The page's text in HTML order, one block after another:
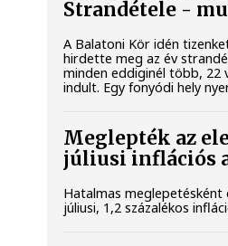
Strandétele -
A Balatoni Kör idén
hirdette meg az év
minden eddiginél több, 22
indult. Egy fonyódi hely
Meglepték az
júliusi inflációs
Hatalmas meglepetésként
júliusi, 1,2 százalékos